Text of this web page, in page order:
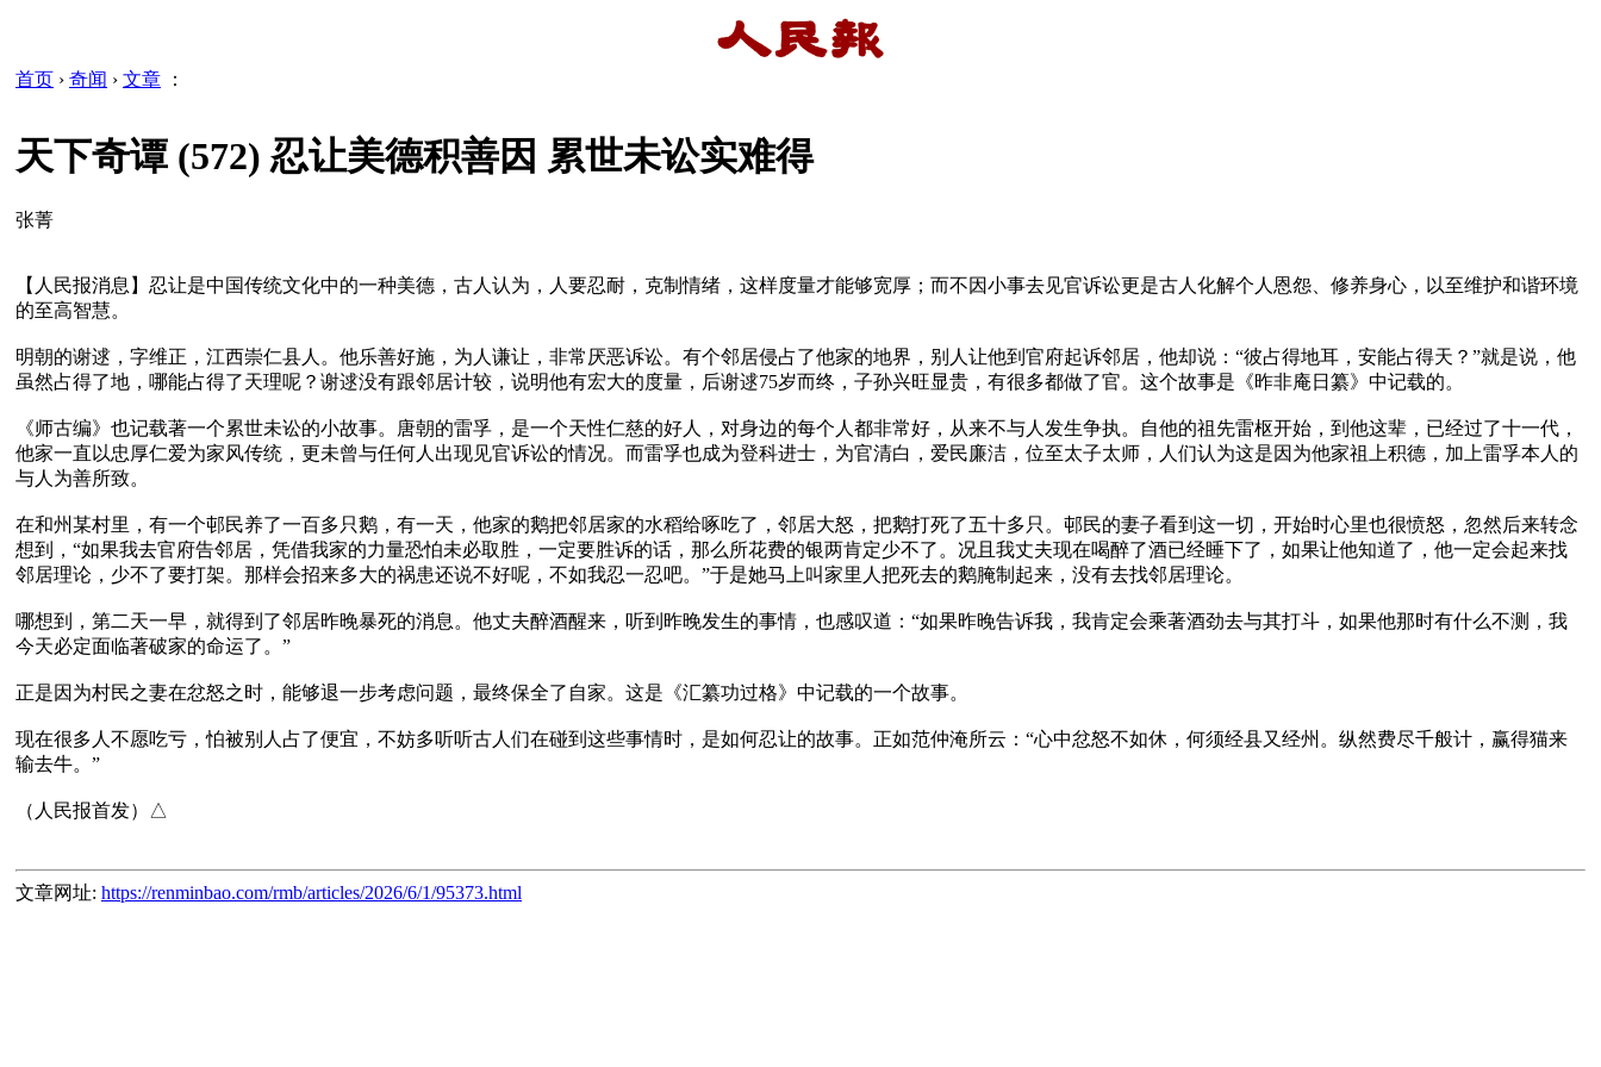
首页 › 奇闻 › 文章 ：
天下奇谭 (572) 忍让美德积善因 累世未讼实难得
张菁
【人民报消息】忍让是中国传统文化中的一种美德，古人认为，人要忍耐，克制情绪，这样度量才能够宽厚；而不因小事去见官诉讼更是古人化解个人恩怨、修养身心，以至维护和谐环境
的至高智慧。
明朝的谢逑，字维正，江西崇仁县人。他乐善好施，为人谦让，非常厌恶诉讼。有个邻居侵占了他家的地界，别人让他到官府起诉邻居，他却说：“彼占得地耳，安能占得天？”就是说，他
虽然占得了地，哪能占得了天理呢？谢逑没有跟邻居计较，说明他有宏大的度量，后谢逑75岁而终，子孙兴旺显贵，有很多都做了官。这个故事是《昨非庵日纂》中记载的。
《师古编》也记载著一个累世未讼的小故事。唐朝的雷孚，是一个天性仁慈的好人，对身边的每个人都非常好，从来不与人发生争执。自他的祖先雷枢开始，到他这辈，已经过了十一代，
他家一直以忠厚仁爱为家风传统，更未曾与任何人出现见官诉讼的情况。而雷孚也成为登科进士，为官清白，爱民廉洁，位至太子太师，人们认为这是因为他家祖上积德，加上雷孚本人的
与人为善所致。
在和州某村里，有一个邨民养了一百多只鹅，有一天，他家的鹅把邻居家的水稻给啄吃了，邻居大怒，把鹅打死了五十多只。邨民的妻子看到这一切，开始时心里也很愤怒，忽然后来转念
想到，“如果我去官府告邻居，凭借我家的力量恐怕未必取胜，一定要胜诉的话，那么所花费的银两肯定少不了。况且我丈夫现在喝醉了酒已经睡下了，如果让他知道了，他一定会起来找
邻居理论，少不了要打架。那样会招来多大的祸患还说不好呢，不如我忍一忍吧。”于是她马上叫家里人把死去的鹅腌制起来，没有去找邻居理论。
哪想到，第二天一早，就得到了邻居昨晚暴死的消息。他丈夫醉酒醒来，听到昨晚发生的事情，也感叹道：“如果昨晚告诉我，我肯定会乘著酒劲去与其打斗，如果他那时有什么不测，我
今天必定面临著破家的命运了。”
正是因为村民之妻在忿怒之时，能够退一步考虑问题，最终保全了自家。这是《汇纂功过格》中记载的一个故事。
现在很多人不愿吃亏，怕被别人占了便宜，不妨多听听古人们在碰到这些事情时，是如何忍让的故事。正如范仲淹所云：“心中忿怒不如休，何须经县又经州。纵然费尽千般计，赢得猫来
输去牛。”
文章网址: https://renminbao.com/rmb/articles/2026/6/1/95373.html